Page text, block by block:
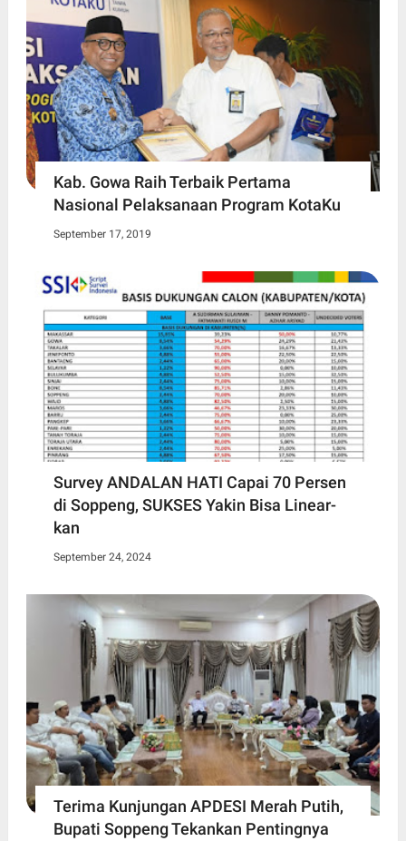
Kab. Gowa Raih Terbaik Pertama
Nasional Pelaksanaan Program KotaKu
September 17, 2019
Survey ANDALAN HATI Capai 70 Persen
di Soppeng, SUKSES Yakin Bisa Linear-
kan
September 24, 2024
Terima Kunjungan APDESI Merah Putih,
Bupati Soppeng Tekankan Pentingnya